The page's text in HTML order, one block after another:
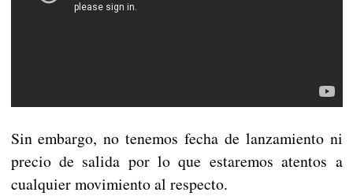
Sin embargo, no tenemos fecha de lanzamiento ni
precio de salida por lo que estaremos atentos a
cualquier movimiento al respecto.